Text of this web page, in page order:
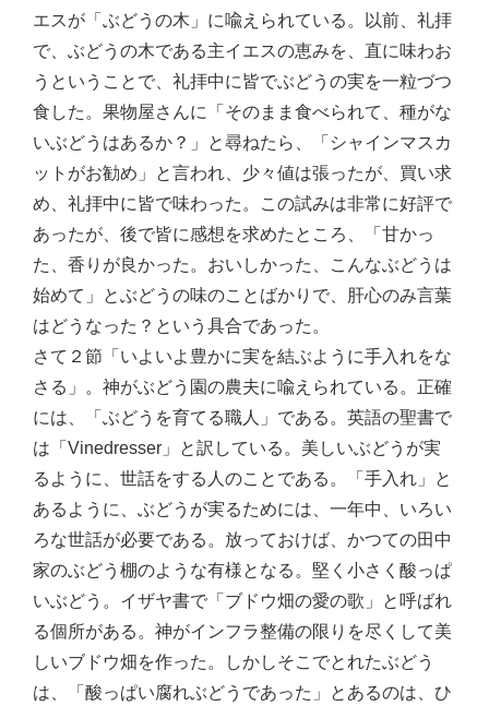
エスが「ぶどうの木」に喩えられている。以前、礼拝
で、ぶどうの木である主イエスの恵みを、直に味わお
うということで、礼拝中に皆でぶどうの実を一粒づつ
食した。果物屋さんに「そのまま食べられて、種がな
いぶどうはあるか？」と尋ねたら、「シャインマスカ
ットがお勧め」と言われ、少々値は張ったが、買い求
め、礼拝中に皆で味わった。この試みは非常に好評で
あったが、後で皆に感想を求めたところ、「甘かっ
た、香りが良かった。おいしかった、こんなぶどうは
始めて」とぶどうの味のことばかりで、肝心のみ言葉
はどうなった？という具合であった。
さて２節「いよいよ豊かに実を結ぶように手入れをな
さる」。神がぶどう園の農夫に喩えられている。正確
には、「ぶどうを育てる職人」である。英語の聖書で
は「Vinedresser」と訳している。美しいぶどうが実
るように、世話をする人のことである。「手入れ」と
あるように、ぶどうが実るためには、一年中、いろい
ろな世話が必要である。放っておけば、かつての田中
家のぶどう棚のような有様となる。堅く小さく酸っぱ
いぶどう。イザヤ書で「ブドウ畑の愛の歌」と呼ばれ
る個所がある。神がインフラ整備の限りを尽くして美
しいブドウ畑を作った。しかしそこでとれたぶどう
は、「酸っぱい腐れぶどうであった」とあるのは、ひ